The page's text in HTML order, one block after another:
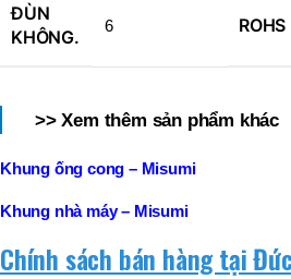
ĐÙN
KHÔNG.
6 ROHS
>> Xem thêm sản phẩm khác
Khung ống cong – Misumi
Khung nhà máy – Misumi
Chính sách bán hàng tại